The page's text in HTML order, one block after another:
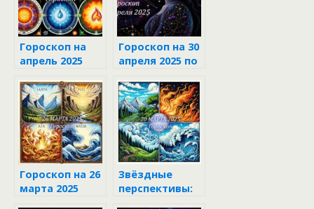
Гороскоп на
апрель 2025
знаков
зодиака
Гороскоп на 30
апреля 2025 по
жизни
Гороскоп на 26
марта 2025
Звёздные
перспективы: